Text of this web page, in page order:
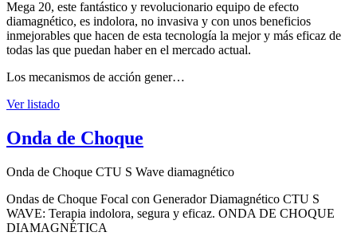
Mega 20, este fantástico y revolucionario equipo de efecto
diamagnético, es indolora, no invasiva y con unos beneficios
inmejorables que hacen de esta tecnología la mejor y más eficaz de
todas las que puedan haber en el mercado actual.
Los mecanismos de acción gener…
Ver listado
Onda de Choque
Onda de Choque CTU S Wave diamagnético
Ondas de Choque Focal con Generador Diamagnético CTU S
WAVE: Terapia indolora, segura y eficaz. ONDA DE CHOQUE
DIAMAGNÉTICA